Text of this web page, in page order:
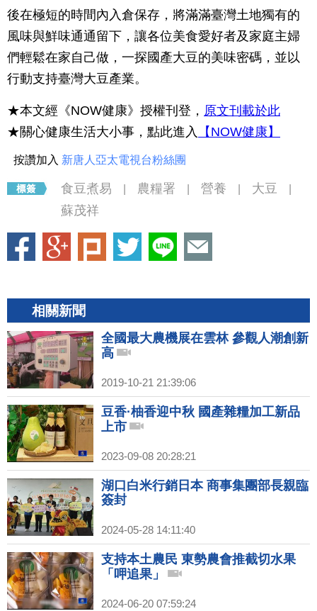
後在極短的時間內入倉保存，將滿滿臺灣土地獨有的
風味與鮮味通通留下，讓各位美食愛好者及家庭主婦
們輕鬆在家自己做，一探國產大豆的美味密碼，並以
行動支持臺灣大豆產業。
★本文經《NOW健康》授權刊登， 原文刊載於此
★關心健康生活大小事，點此進入
【NOW健康】
按讚加入 新唐人亞太電視台粉絲團
食豆煮易 農糧署 營養 大豆
蘇茂祥
相關新聞
全國最大農機展在雲林 參觀人潮創新
高
2019-10-21 21:39:06
豆香·柚香迎中秋 國產雜糧加工新品
上市
2023-09-08 20:28:21
湖口白米行銷日本 商事集團部長親臨
簽封
2024-05-28 14:11:40
支持本土農民 東勢農會推截切水果
「呷追果」
2024-06-20 07:59:24